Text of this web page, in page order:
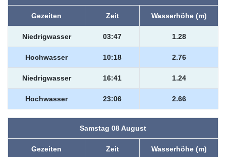
Gezeiten Zeit Wasserhöhe (m)
Niedrigwasser 03:47 1.28
Hochwasser 10:18 2.76
Niedrigwasser 16:41 1.24
Hochwasser 23:06 2.66
Samstag 08 August
Gezeiten Zeit Wasserhöhe (m)